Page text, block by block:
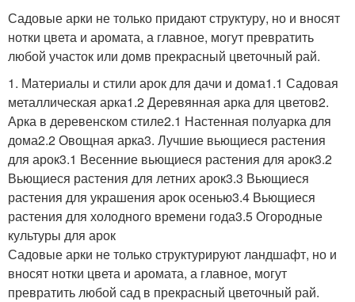
Садовые арки не только придают структуру, но и вносят
нотки цвета и аромата, а главное, могут превратить
любой участок или домв прекрасный цветочный рай.
1. Материалы и стили арок для дачи и дома1.1 Садовая
металлическая арка1.2 Деревянная арка для цветов2.
Арка в деревенском стиле2.1 Настенная полуарка для
дома2.2 Овощная арка3. Лучшие вьющиеся растения
для арок3.1 Весенние вьющиеся растения для арок3.2
Вьющиеся растения для летних арок3.3 Вьющиеся
растения для украшения арок осенью3.4 Вьющиеся
растения для холодного времени года3.5 Огородные
культуры для арок
Садовые арки не только структурируют ландшафт, но и
вносят нотки цвета и аромата, а главное, могут
превратить любой сад в прекрасный цветочный рай.